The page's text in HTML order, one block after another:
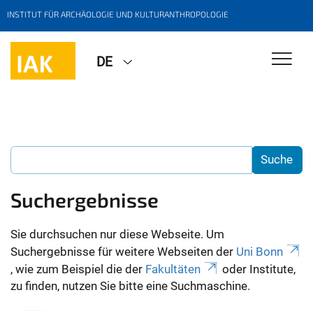
INSTITUT FÜR ARCHÄOLOGIE UND KULTURANTHROPOLOGIE
DE
Suchergebnisse
Sie durchsuchen nur diese Webseite. Um
Suchergebnisse für weitere Webseiten der Uni Bonn
, wie zum Beispiel die der Fakultäten
oder Institute,
zu finden, nutzen Sie bitte eine Suchmaschine.